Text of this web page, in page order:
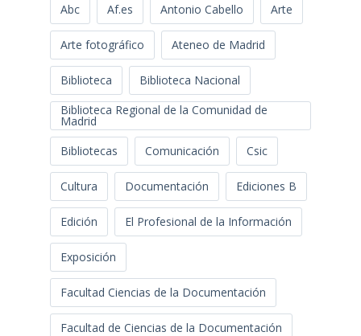
Abc Af.es Antonio Cabello Arte
Arte fotográfico Ateneo de Madrid
Biblioteca
Biblioteca Nacional
Biblioteca Regional de la Comunidad de
Madrid
Bibliotecas
Comunicación Csic
Cultura Documentación Ediciones B
Edición El Profesional de la Información
Exposición
Facultad Ciencias de la Documentación
Facultad de Ciencias de la Documentación